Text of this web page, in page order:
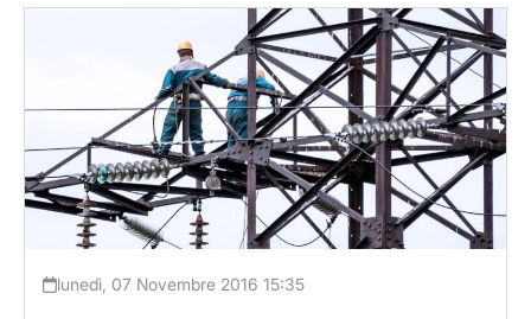
lunedì, 07 Novembre 2016 15:35